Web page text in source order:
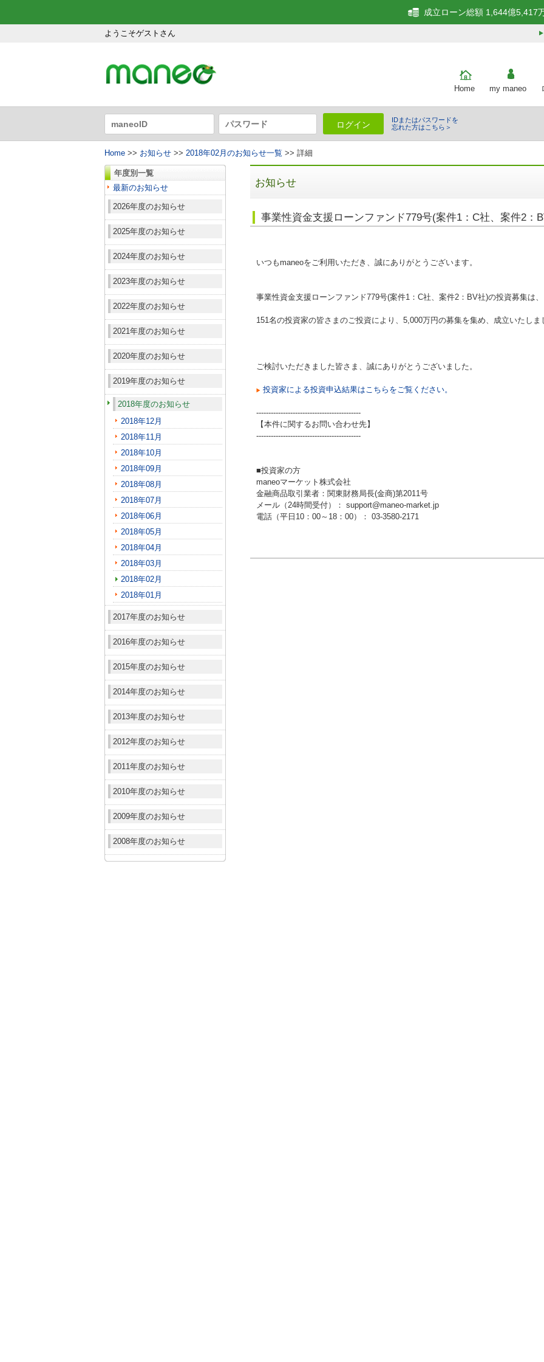
ようこそゲストさん
成立ローン総額 1,644億5,417
Home my maneo
ログイン
IDまたはパスワードを
忘れた方はこちら＞
Home >> お知らせ >> 2018年02月のお知らせ一覧 >> 詳細
年度別一覧
最新のお知らせ
2026年度のお知らせ
2025年度のお知らせ
2024年度のお知らせ
2023年度のお知らせ
2022年度のお知らせ
2021年度のお知らせ
2020年度のお知らせ
2019年度のお知らせ
2018年度のお知らせ
2018年12月
2018年11月
2018年10月
2018年09月
2018年08月
2018年07月
2018年06月
2018年05月
2018年04月
2018年03月
2018年02月
2018年01月
2017年度のお知らせ
2016年度のお知らせ
2015年度のお知らせ
2014年度のお知らせ
2013年度のお知らせ
2012年度のお知らせ
2011年度のお知らせ
2010年度のお知らせ
2009年度のお知らせ
2008年度のお知らせ
お知らせ
事業性資金支援ローンファンド779号(案件1：C社、案件2：
いつもmaneoをご利用いただき、誠にありがとうございます。
事業性資金支援ローンファンド779号(案件1：C社、案件2：BV社)の投資募集は、
151名の投資家の皆さまのご投資により、5,000万円の募集を集め、成立いたしま
ご検討いただきました皆さま、誠にありがとうございました。
投資家による投資申込結果はこちらをご覧ください。
-------------------------------------------
【本件に関するお問い合わせ先】
-------------------------------------------
■投資家の方
maneoマーケット株式会社
金融商品取引業者：関東財務局長(金商)第2011号
メール（24時間受付）： support@maneo-market.jp
電話（平日10：00～18：00）： 03-3580-2171